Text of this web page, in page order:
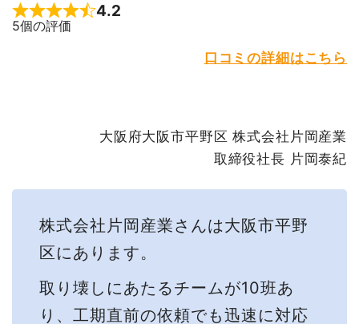
Rated 4.2 out of 5
4.2
5個の評価
口コミの詳細はこちら
大阪府大阪市平野区 株式会社片岡産業
取締役社長 片岡泰紀
株式会社片岡産業さんは大阪市平野
区にあります。
取り壊しにあたるチームが10班あ
り、工期直前の依頼でも迅速に対応